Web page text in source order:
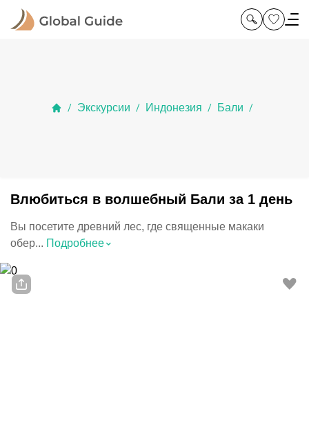
/ Экскурсии / Индонезия / Бали /
Влюбиться в волшебный Бали за 1 день
Вы посетите древний лес, где священные макаки
обер... Подробнее⌃